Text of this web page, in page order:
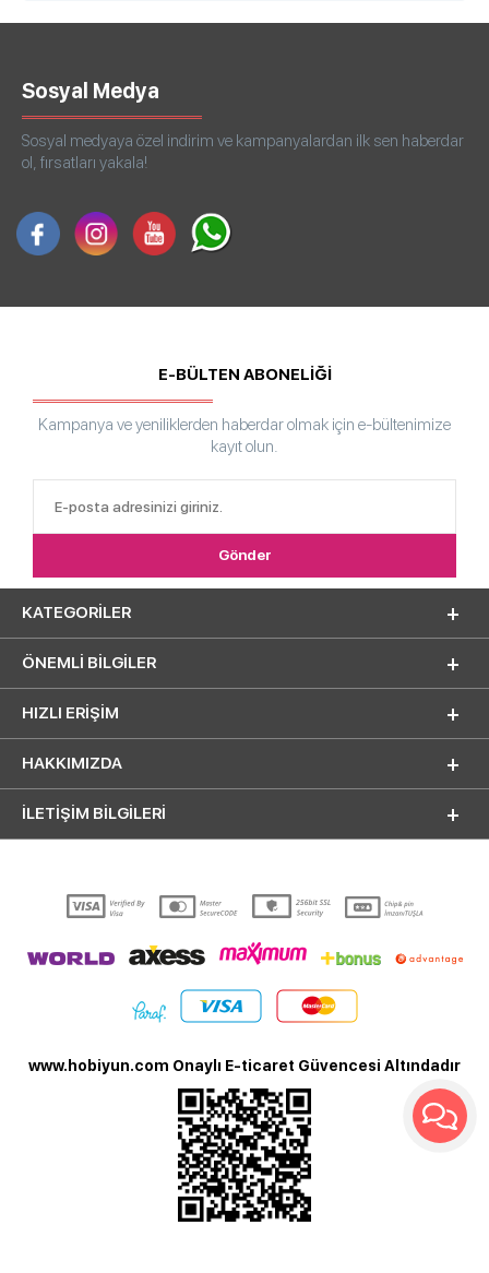
Sosyal Medya
Sosyal medyaya özel indirim ve kampanyalardan ilk sen haberdar
ol, fırsatları yakala!
E-BÜLTEN ABONELİĞİ
Kampanya ve yeniliklerden haberdar olmak için e-bültenimize
kayıt olun.
KATEGORILER
ÖNEMLI BILGILER
HIZLI ERIŞIM
HAKKIMIZDA
İLETİŞİM BİLGİLERİ
www.hobiyun.com Onaylı E-ticaret Güvencesi Altındadır